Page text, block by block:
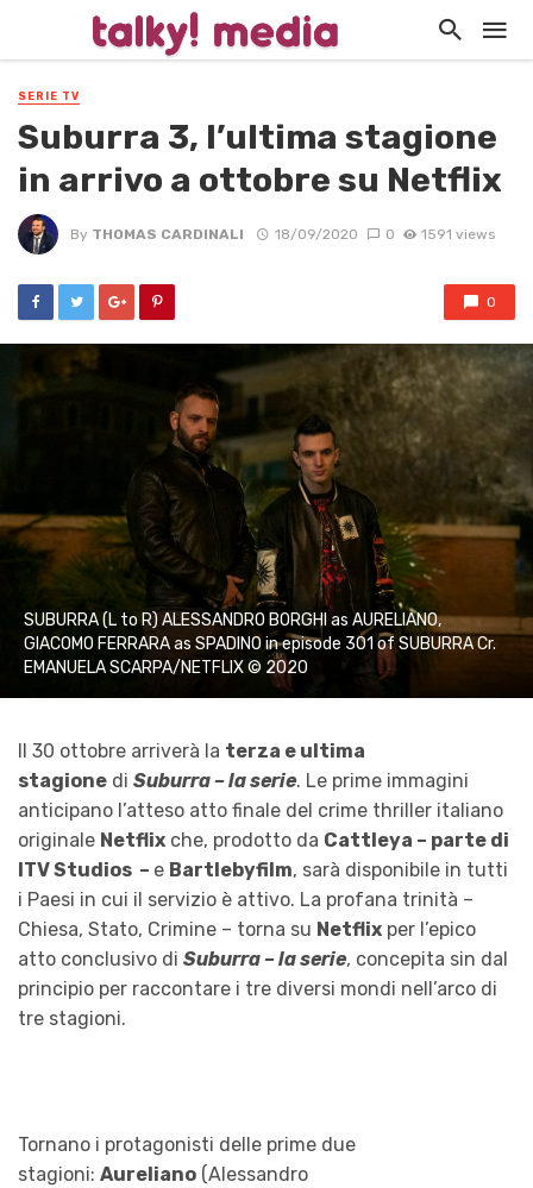
SERIE TV
Suburra 3, l’ultima stagione
in arrivo a ottobre su Netflix
By THOMAS CARDINALI 18/09/2020 0 1591 views
0
SUBURRA (L to R) ALESSANDRO BORGHI as AURELIANO,
GIACOMO FERRARA as SPADINO in episode 301 of SUBURRA Cr.
EMANUELA SCARPA/NETFLIX © 2020
Il 30 ottobre arriverà la terza e ultima
stagione di Suburra – la serie. Le prime immagini
anticipano l’atteso atto finale del crime thriller italiano
originale Netflix che, prodotto da Cattleya – parte di
ITV Studios – e Bartlebyfilm, sarà disponibile in tutti
i Paesi in cui il servizio è attivo. La profana trinità –
Chiesa, Stato, Crimine – torna su Netflix per l’epico
atto conclusivo di Suburra – la serie, concepita sin dal
principio per raccontare i tre diversi mondi nell’arco di
tre stagioni.
Tornano i protagonisti delle prime due
stagioni: Aureliano (Alessandro